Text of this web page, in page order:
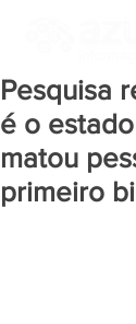
Pesquisa
é o
matou
primeiro